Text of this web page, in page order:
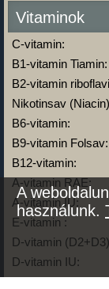
Vitaminok
C-vitamin:
B1-vitamin Tiamin:
B2-vitamin
Nikotinsav
B6-vitamin:
B9-vitamin Folsav:
B12-vitamin:
A-vitamin RAE:
A-vitamin IU:
E-vitamin :
D-vitamin
D-vitamin IU:
K-vitamin:
A
használunk.